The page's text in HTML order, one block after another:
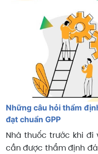
Những câu hỏi thẩm
đạt chuẩn GPP
Nhà thuốc trước khi
cần được thẩm định